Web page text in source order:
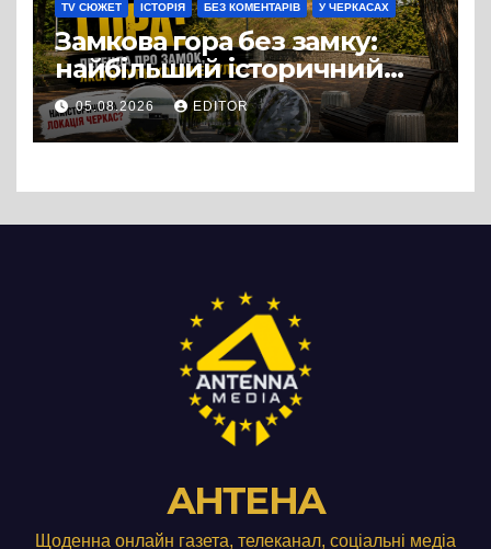
TV СЮЖЕТ ІСТОРІЯ БЕЗ КОМЕНТАРІВ У ЧЕРКАСАХ
Замкова гора без замку:
найбільший історичний
міф Черкас
05.08.2026 EDITOR
АНТЕНА
Щоденна онлайн газета, телеканал, соціальні медіа